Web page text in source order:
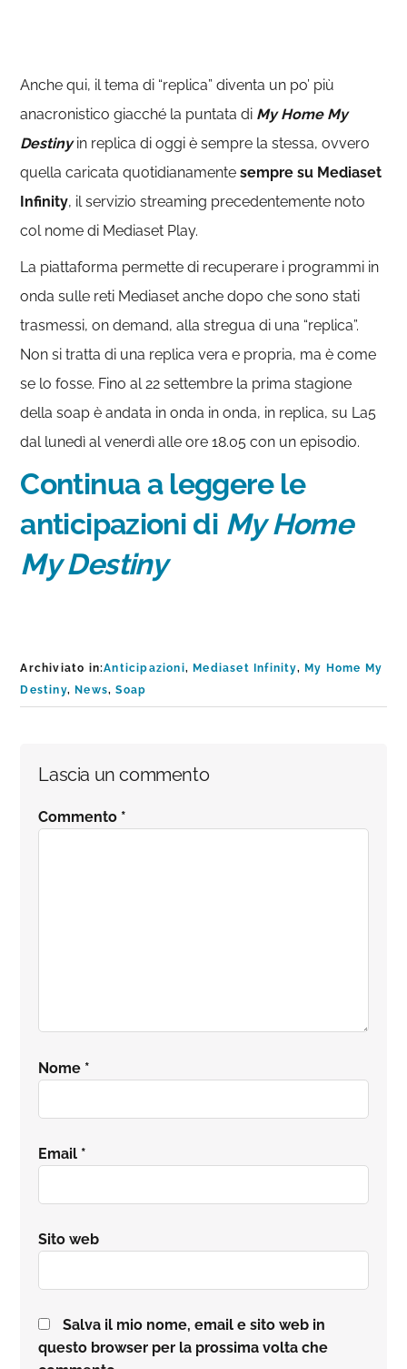
Anche qui, il tema di “replica” diventa un po’ più
anacronistico giacché la puntata di My Home My
Destinyin replica di oggi è sempre la stessa, ovvero
quella caricata quotidianamentesempre su Mediaset
Infinity, il servizio streaming precedentemente noto
col nome di Mediaset Play.
La piattaforma permette di recuperare i programmi in
onda sulle reti Mediaset anche dopo che sono stati
trasmessi, on demand, alla stregua di una “replica”.
Non si tratta di una replica vera e propria, ma è come
se lo fosse. Fino al 22 settembre la prima stagione
della soap è andata in onda in onda, in replica, su La5
dal lunedì al venerdì alle ore 18.05 con un episodio.
Continua a leggere le
anticipazioni di My Home
My Destiny
Archiviato in:Anticipazioni, Mediaset Infinity, My Home My
Destiny, News,Soap
Interazioni
del
Lascia un commento
Commento *
Nome *
Email *
Sito web
Salva il mio nome, email e sito web in
questo browser per la prossima volta che